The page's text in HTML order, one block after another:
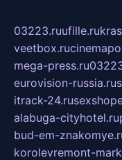
03223.ruufille.ru
veetbox.ru
mega-press.ru
eurovision-russia.ru
itrack-24.ru
alabuga-cityhotel.ru
bud-em-
korolevremont-